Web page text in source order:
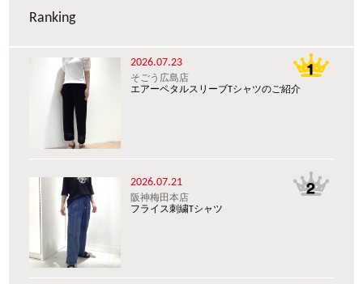
Ranking
2026.07.23
そごう広島店
エアーペタルスリーブTシャツのご紹介
2026.07.21
阪神梅田本店
フライス刺繍Tシャツ